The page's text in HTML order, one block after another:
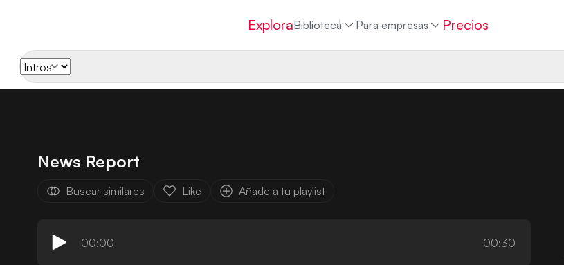
ExploraBiblioteca Para empresas Precios
News Report
Buscar similares Like Añade a tu playlist
00:00 00:30